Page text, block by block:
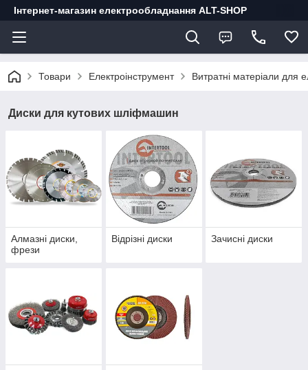
Інтернет-магазин електрообладнання ALT-SHOP
Товари Електроінструмент Витратні матеріали для
Диски для кутових шліфмашин
Алмазні диски,
фрези
Відрізні диски Зачисні диски